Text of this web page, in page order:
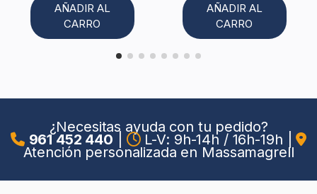
AÑADIR AL
CARRO
AÑADIR AL
CARRO
¿Necesitas ayuda con tu pedido?
961 452 440 L-V: 9h-14h / 16h-19h
Atención personalizada en Massamagrell